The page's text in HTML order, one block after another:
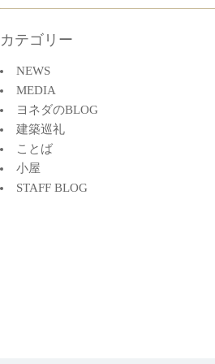
カテゴリー
NEWS
MEDIA
ヨネダのBLOG
建築巡礼
ことば
小屋
STAFF BLOG